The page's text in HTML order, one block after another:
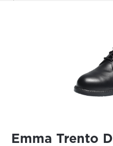
Emma Trento